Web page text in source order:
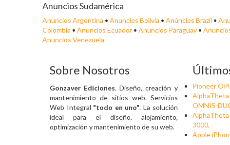
Anuncios Sudamérica
Anuncios Argentina • Anuncios Bolivia • Anúncios Brazil •
Colombia • Anuncios Ecuador • Anuncios Paraguay •
Anuncios Venezuela
Sobre Nosotros
Gonzaver Ediciones. Diseño, creación y
mantenimiento de sitios web. Servicios
Web Integral "todo en uno". La solución
ideal para el diseño, alojamiento,
optimización y mantenimiento de su web.
Pioneer
AlphaTheta
OMNIS-
AlphaTheta
3000,
Apple